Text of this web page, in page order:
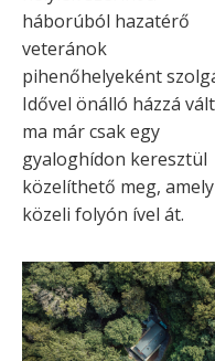
háborúból hazatérő
veteránok
pihenőhelyeként
Idővel önálló házzá
ma már csak egy
gyaloghídon keresztül
közelíthető meg,
közeli folyón ível át.